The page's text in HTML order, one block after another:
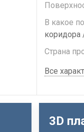
В какое
Страна
Все
3D